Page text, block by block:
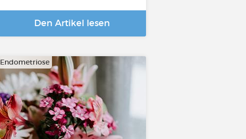
Den Artikel lesen
Endometriose